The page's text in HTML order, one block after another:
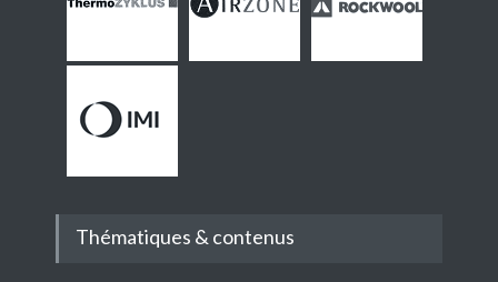
Thématiques & contenus